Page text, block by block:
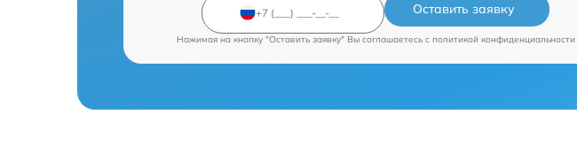
Оставить заявку
Нажимая на кнопку "Оставить заявку" Вы соглашаетесь c политикой конфиденциальности